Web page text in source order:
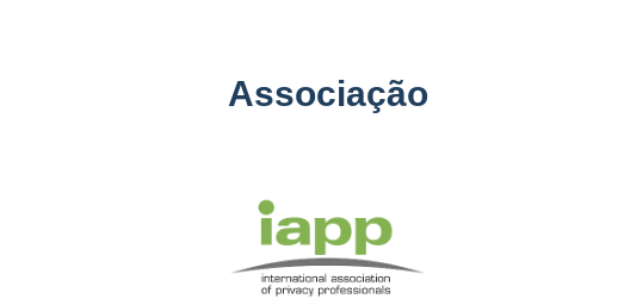
Associação